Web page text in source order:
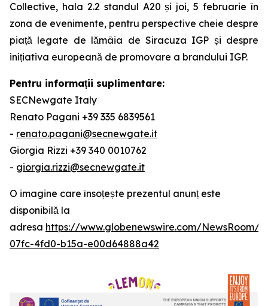
Collective, hala 2.2 standul A20 și joi, 5 februarie în
zona de evenimente, pentru perspective cheie despre
piață legate de lămâia de Siracuza IGP și despre
inițiativa europeană de promovare a brandului IGP.
Pentru informații suplimentare:
SECNewgate Italy
Renato Pagani +39 335 6839561
- renato.pagani@secnewgate.it
Giorgia Rizzi +39 340 0010762
- giorgia.rizzi@secnewgate.it
O imagine care însoțește prezentul anunț este
disponibilă la
adresa https://www.globenewswire.com/NewsRoom/
07fc-4fd0-b15a-e00d64888a42